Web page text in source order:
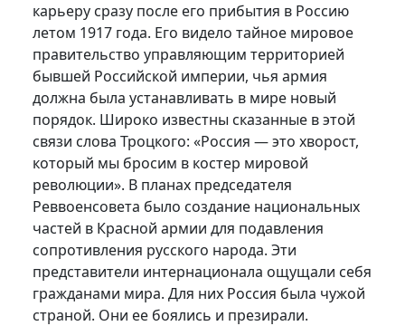
карьеру сразу после его прибытия в Россию
летом 1917 года. Его видело тайное мировое
правительство управляющим территорией
бывшей Российской империи, чья армия
должна была устанавливать в мире новый
порядок. Широко известны сказанные в этой
связи слова Троцкого: «Россия — это хворост,
который мы бро­сим в костер мировой
революции». В планах председателя
Реввоенсовета было создание национальных
частей в Красной ар­мии для подавления
сопротивления русского народа. Эти
представители интернационала ощущали себя
гражданами мира. Для них Россия была чужой
страной. Они ее боялись и презирали.